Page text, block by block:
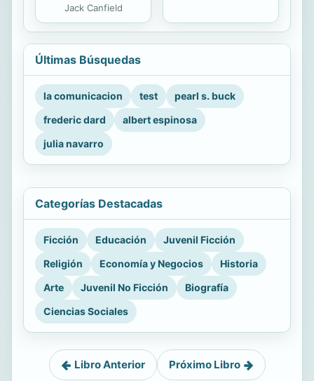
Jack Canfield
Últimas Búsquedas
la comunicacion test
pearl s. buck
frederic dard
albert espinosa
julia navarro
Categorías Destacadas
Ficción Educación
Juvenil Ficción
Religión
Economía y Negocios
Historia
Arte
Juvenil No Ficción
Biografía
Ciencias Sociales
Libro Anterior Próximo Libro